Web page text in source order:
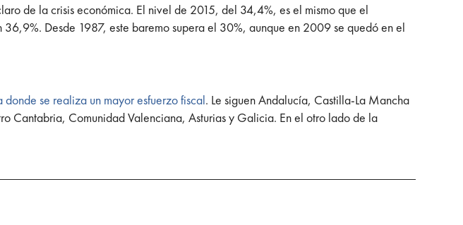
de la crisis económica. El nivel de 2015, del 34,4%, es el mismo que el
Desde 1987, este baremo supera el 30%, aunque en 2009 se quedó en el
donde se realiza un mayor esfuerzo fiscal. Le siguen Andalucía, Castilla-La Mancha
Cantabria, Comunidad Valenciana, Asturias y Galicia. En el otro lado de la